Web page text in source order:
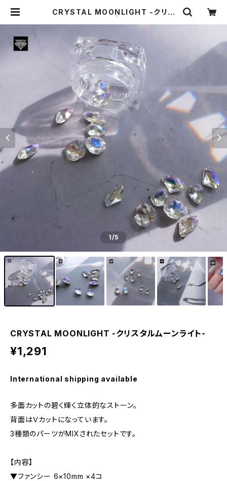
CRYSTAL MOONLIGHT -クリス
1/5
CRYSTAL MOONLIGHT -クリスタルムーンライト-
¥1,291
International shipping available
多面カットの碧く輝く立体的なストーン。
背面はＶカットになっています。
3種類のパーツがMIXされたセットです。
【内容】
▼ファンシー 6×10mm ×4コ